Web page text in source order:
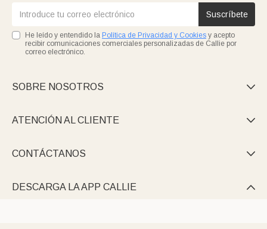
Suscríbete
He leído y entendido la Política de Privacidad y Cookies y acepto
recibir comunicaciones comerciales personalizadas de Callie por
correo electrónico.
SOBRE NOSOTROS 
ATENCIÓN AL CLIENTE 
CONTÁCTANOS 
DESCARGA LA APP CALLIE 